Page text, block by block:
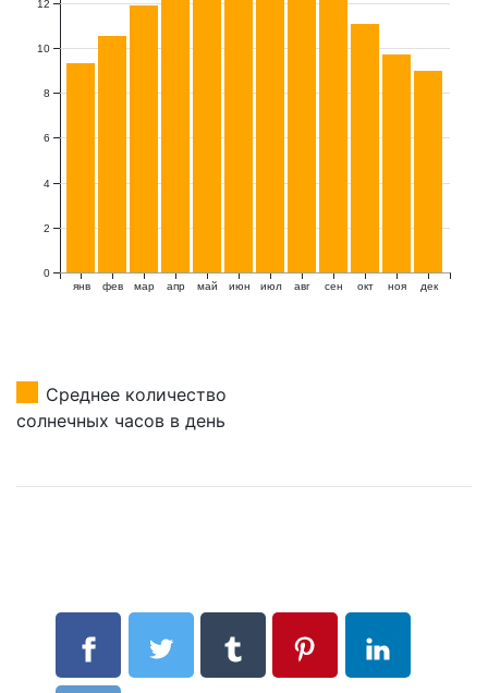
янв фев мар апр май июн июл авг сен окт ноя дек
0
2
4
6
8
10
12
Среднее количество
солнечных часов в день